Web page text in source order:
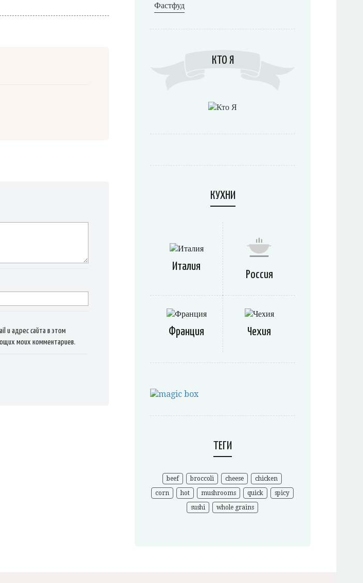
и адрес сайта в этом
моих комментариев.
Фастфуд
КТО Я
КУХНИ
Италия
Россия
Франция Чехия
ТЕГИ
beef broccoli cheese
chicken
corn
hot mushrooms quick
spicy
sushi
whole grains